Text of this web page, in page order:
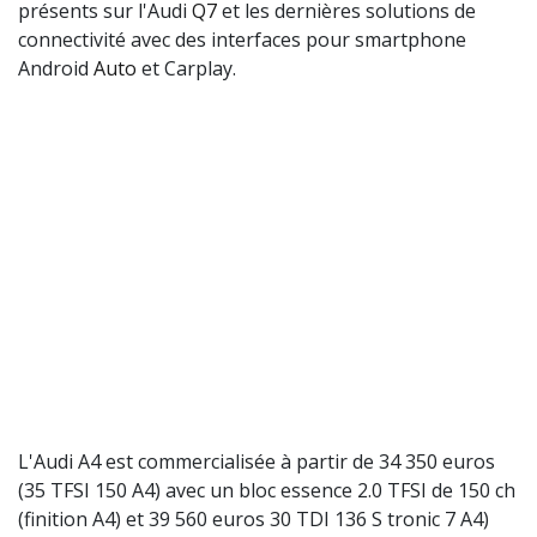
présents sur l'Audi Q7et les dernières solutions de
connectivité avec des interfaces pour smartphone
Android Auto et Carplay.
L'Audi A4 est commercialisée à partir de 34 350 euros
(35 TFSI 150 A4) avec un bloc essence 2.0 TFSI de 150 ch
(finition A4) et 39 560 euros 30 TDI 136 S tronic 7 A4)